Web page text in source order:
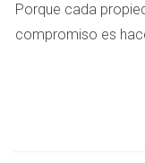
abogado
consumidor.
Porque cada
compromiso es